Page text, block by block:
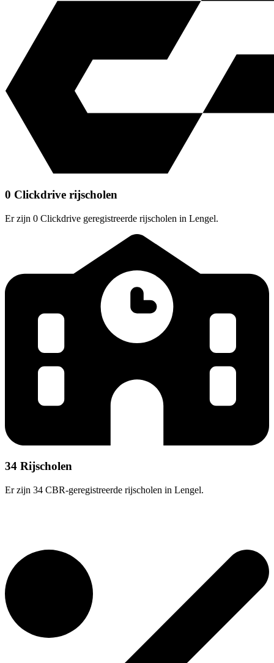
0 Clickdrive rijscholen
Er zijn 0 Clickdrive geregistreerde rijscholen in Lengel.
34 Rijscholen
Er zijn 34 CBR-geregistreerde rijscholen in Lengel.